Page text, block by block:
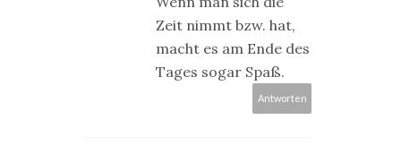
Zeit nimmt bzw. hat,
macht es am Ende des
Tages sogar Spaß.
Antworten